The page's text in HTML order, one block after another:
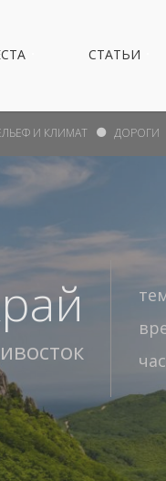
СТАТЬИ
И КЛИМАТ ДОРОГИ